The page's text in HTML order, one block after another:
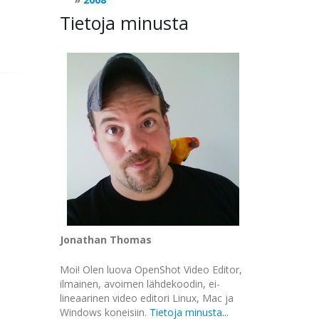
Tietoja minusta
Jonathan Thomas
Moi! Olen luova OpenShot Video Editor,
ilmainen, avoimen lähdekoodin, ei-
lineaarinen video editori Linux, Mac ja
Windows koneisiin. Tietoja minusta...